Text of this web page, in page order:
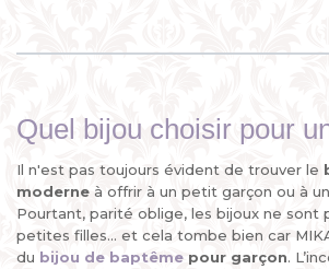
Quel bijou choisir pour
Il n'est pas toujours évident de trouver le
moderne à offrir à un petit garçon ou à
Pourtant, parité oblige, les bijoux ne sont
petites filles... et cela tombe bien car
du bijou de baptême pour garçon.